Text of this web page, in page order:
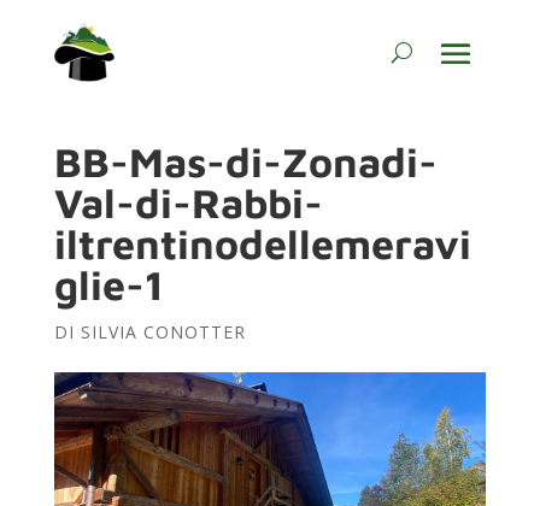
BB-Mas-di-Zonadi-
Val-di-Rabbi-
iltrentinodellemeravi
glie-1
DI SILVIA CONOTTER